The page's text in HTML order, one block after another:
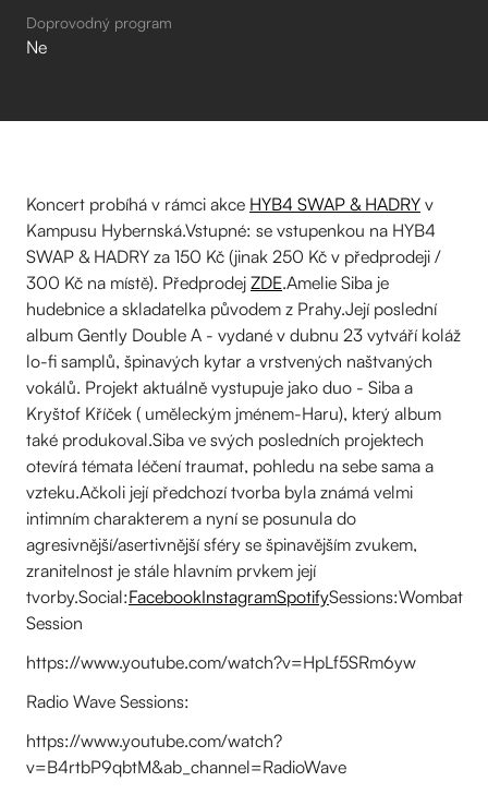
Doprovodný program
Ne
Koncert probíhá v rámci akce HYB4 SWAP & HADRY v
Kampusu Hybernská.Vstupné: se vstupenkou na HYB4
SWAP & HADRY za 150 Kč (jinak 250 Kč v předprodeji /
300 Kč na místě). Předprodej ZDE.Amelie Siba je
hudebnice a skladatelka původem z Prahy.Její poslední
album Gently Double A - vydané v dubnu 23 vytváří koláž
lo-fi samplů, špinavých kytar a vrstvených naštvaných
vokálů. Projekt aktuálně vystupuje jako duo - Siba a
Kryštof Kříček ( uměleckým jménem-Haru), který album
také produkoval.Siba ve svých posledních projektech
otevírá témata léčení traumat, pohledu na sebe sama a
vzteku.Ačkoli její předchozí tvorba byla známá velmi
intimním charakterem a nyní se posunula do
agresivnější/asertivnější sféry se špinavějším zvukem,
zranitelnost je stále hlavním prvkem její
tvorby.Social:FacebookInstagramSpotifySessions:Wombat
Session
https://www.youtube.com/watch?v=HpLf5SRm6yw
Radio Wave Sessions:
https://www.youtube.com/watch?
v=B4rtbP9qbtM&ab_channel=RadioWave